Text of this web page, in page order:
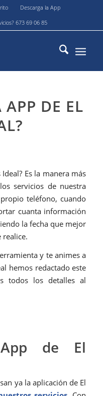
Descarga la App
673 69 06 85
APP DE EL
Es la manera más
servicios de nuestra
teléfono, cuando
cuanta información
la fecha que mejor
realice.
y te animes a
hemos redactado este
todos los detalles al
de El
ya la aplicación de El